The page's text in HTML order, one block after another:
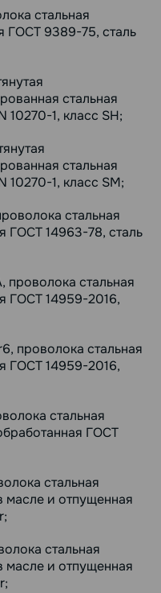
стальная
ГОСТ 9389-75, сталь
стальная
10270-1, класс SH;
стальная
10270-1, класс SM;
стальная
ГОСТ 14963-78, сталь
стальная
ГОСТ 14959-2016,
проволока стальная
ГОСТ 14959-2016,
стальная
ГОСТ
стальная
масле и отпущенная
стальная
масле и отпущенная